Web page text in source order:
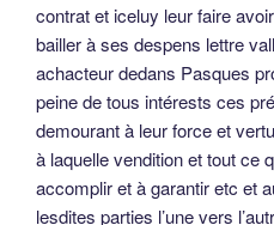
contrat et iceluy leur faire
bailler à ses despens lettre
achacteur dedans Pasques
peine de tous intérests ces
demourant à leur force et vertu
à laquelle vendition et tout ce
accomplir et à garantir etc et
lesdites parties l’une vers